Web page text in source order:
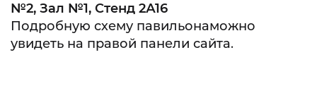
№2, Зал №1, Стенд 2А16
Подробную схему павильонаможно
увидеть на правой панели сайта.